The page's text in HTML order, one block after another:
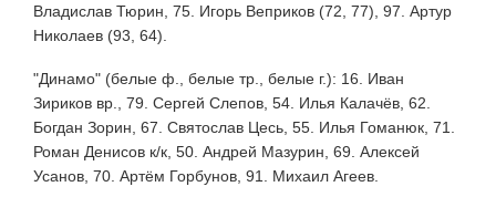
Владислав Тюрин, 75. Игорь Веприков (72, 77), 97. Артур
Николаев (93, 64).
"Динамо" (белые ф., белые тр., белые г.): 16. Иван
Зириков вр., 79. Сергей Слепов, 54. Илья Калачёв, 62.
Богдан Зорин, 67. Святослав Цесь, 55. Илья Гоманюк, 71.
Роман Денисов к/к, 50. Андрей Мазурин, 69. Алексей
Усанов, 70. Артём Горбунов, 91. Михаил Агеев.